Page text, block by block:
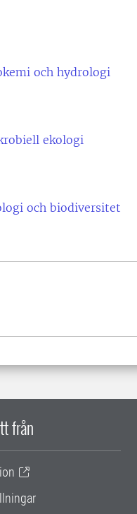
och hydrologi
ekologi
och biodiversitet
från